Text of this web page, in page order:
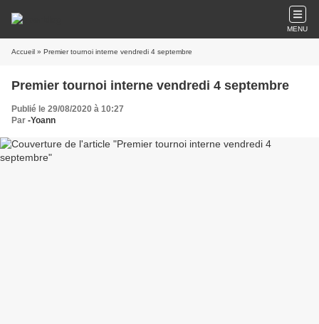
MENU
Accueil » Premier tournoi interne vendredi 4 septembre
Premier tournoi interne vendredi 4 septembre
Publié le 29/08/2020 à 10:27
Par -Yoann